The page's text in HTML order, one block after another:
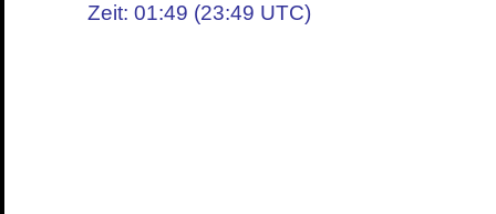
Zeit: 01:49 (23:49 UTC)